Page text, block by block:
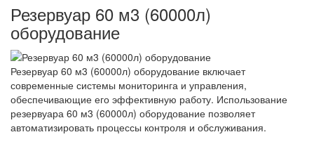
Резервуар 60 м3 (60000л)
оборудование
Резервуар 60 м3 (60000л) оборудование включает
современные системы мониторинга и управления,
обеспечивающие его эффективную работу. Использование
резервуара 60 м3 (60000л) оборудование позволяет
автоматизировать процессы контроля и обслуживания.